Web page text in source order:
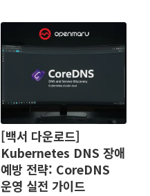
[백서 다운로드]
Kubernetes DNS 장애
예방 전략: CoreDNS
운영 실전 가이드